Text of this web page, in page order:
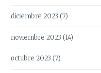
diciembre 2023 (7)
noviembre 2023 (14)
octubre 2023 (7)